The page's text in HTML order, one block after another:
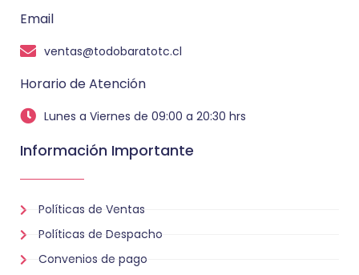
Email
ventas@todobaratotc.cl
Horario de Atención
Lunes a Viernes de 09:00 a 20:30 hrs
Información Importante
Políticas de Ventas
Políticas de Despacho
Convenios de pago